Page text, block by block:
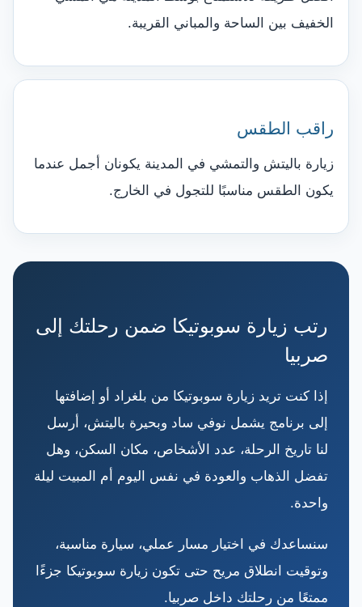
الخفيف بين الساحة والمباني القريبة.
راقب الطقس
زيارة باليتش والتمشي في المدينة يكونان أجمل عندما
يكون الطقس مناسبًا للتجول في الخارج.
رتب زيارة سوبوتيكا ضمن رحلتك إلى
صربيا
إذا كنت تريد زيارة سوبوتيكا من بلغراد أو إضافتها
إلى برنامج يشمل نوفي ساد وبحيرة باليتش، أرسل
لنا تاريخ الرحلة، عدد الأشخاص، مكان السكن، وهل
تفضل الذهاب والعودة في نفس اليوم أم المبيت ليلة
واحدة.
سنساعدك في اختيار مسار عملي، سيارة مناسبة،
وتوقيت انطلاق مريح حتى تكون زيارة سوبوتيكا جزءًا
ممتعًا من رحلتك داخل صربيا.